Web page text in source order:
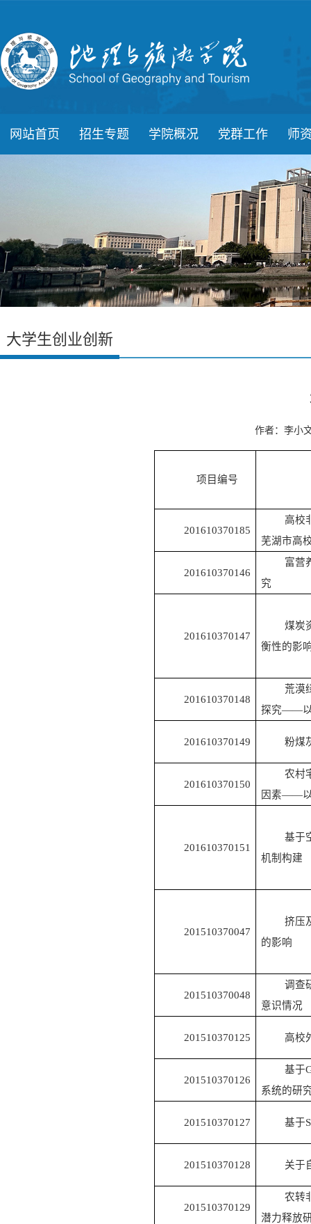
网站首页 招生专题 学院概况 党群工作 师
大学生创业创新
作者：李小
项目编号
201610370185
高校
芜湖市高
201610370146
富营
究
201610370147
煤炭
衡性的影
201610370148
荒漠
探究——以
201610370149 粉煤
201610370150
农村
因素——
201610370151
基于
机制构建
201510370047
挤压
的影响
201510370048
调查
意识情况
201510370125 高校
201510370126
基于
系统的研
201510370127 基于
201510370128 关于
201510370129
农转
潜力释放